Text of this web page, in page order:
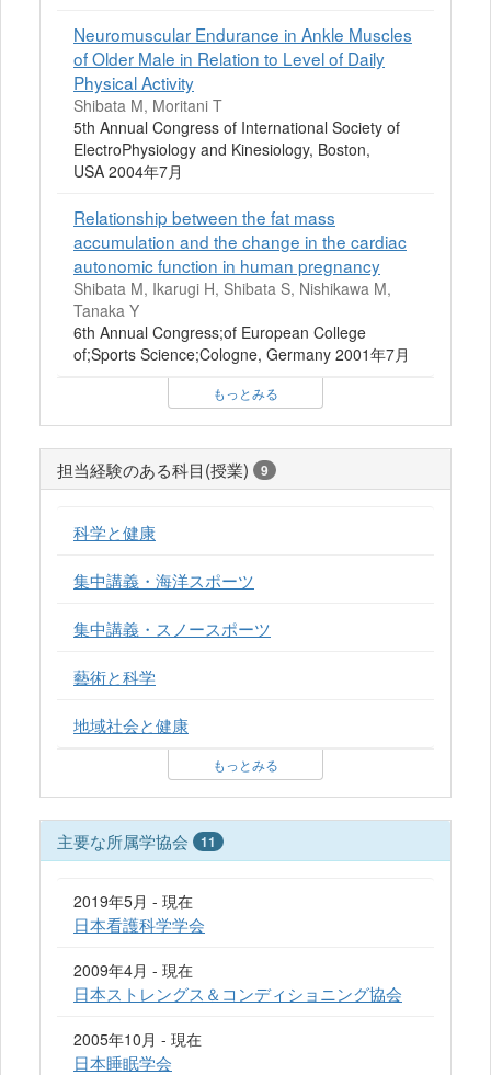
Neuromuscular Endurance in Ankle Muscles
of Older Male in Relation to Level of Daily
Physical Activity
Shibata M, Moritani T
5th Annual Congress of International Society of
ElectroPhysiology and Kinesiology, Boston,
USA 2004年7月
Relationship between the fat mass
accumulation and the change in the cardiac
autonomic function in human pregnancy
Shibata M, Ikarugi H, Shibata S, Nishikawa M,
Tanaka Y
6th Annual Congress;of European College
of;Sports Science;Cologne, Germany 2001年7月
もっとみる
担当経験のある科目(授業) 9
科学と健康
集中講義・海洋スポーツ
集中講義・スノースポーツ
藝術と科学
地域社会と健康
もっとみる
主要な所属学協会 11
2019年5月 - 現在
日本看護科学学会
2009年4月 - 現在
日本ストレングス＆コンディショニング協会
2005年10月 - 現在
日本睡眠学会